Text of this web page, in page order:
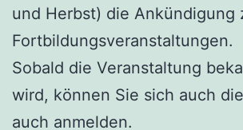
und Herbst) die Ankündigung
Fortbildungsveranstaltungen.
Sobald die Veranstaltung
wird, können Sie sich auch
auch anmelden.